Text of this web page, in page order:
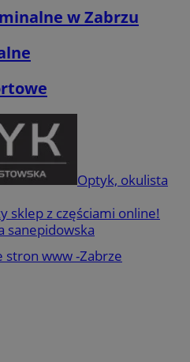
w Zabrzu
Optyk, okulista
sklep z częściami online!
sanepidowska
stron www -Zabrze